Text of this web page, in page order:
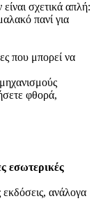
σχετικά απλή:
πανί για
που μπορεί να
φθορά,
εσωτερικές
εκδόσεις, ανάλογα